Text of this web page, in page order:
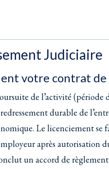
Judiciaire
votre contrat de
de l’activité
durable de
Le licenciement se
après autorisation
un accord de règlement